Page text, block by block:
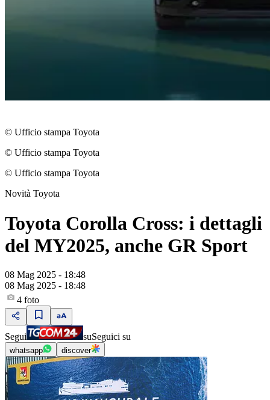
© Ufficio stampa Toyota
© Ufficio stampa Toyota
© Ufficio stampa Toyota
Novità Toyota
Toyota Corolla Cross: i dettagli
del MY2025, anche GR Sport
08 Mag 2025 - 18:48
08 Mag 2025 - 18:48
4 foto
Segui suSeguici su
whatsapp discover